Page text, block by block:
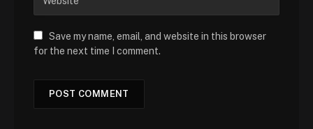
Save my name, email, and website in this browser
for the next time I comment.